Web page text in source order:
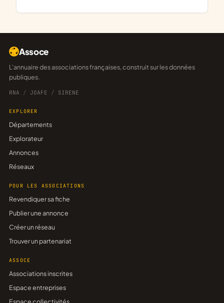
Assoce
L'annuaire des associations françaises, construit sur les données
publiques.
RNA / JOAFE / SIRENE
EXPLORER
Départements
Explorateur
Annonces
Réseaux
POUR LES ASSOCIATIONS
Revendiquer sa fiche
Publier une annonce
Créer un réseau
Trouver un partenariat
ASSOCE
Associations inscrites
Espace entreprises